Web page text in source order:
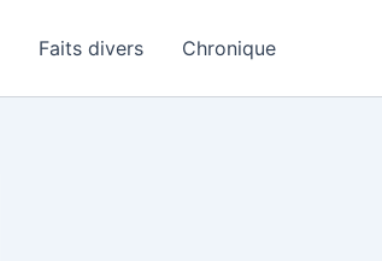
Faits divers Chronique